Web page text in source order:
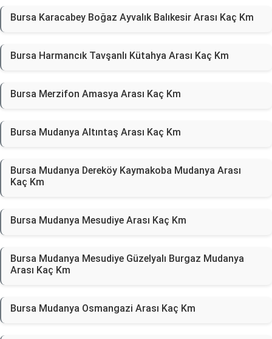
Bursa Karacabey Boğaz Ayvalık Balıkesir Arası Kaç Km
Bursa Harmancık Tavşanlı Kütahya Arası Kaç Km
Bursa Merzifon Amasya Arası Kaç Km
Bursa Mudanya Altıntaş Arası Kaç Km
Bursa Mudanya Dereköy Kaymakoba Mudanya Arası
Kaç Km
Bursa Mudanya Mesudiye Arası Kaç Km
Bursa Mudanya Mesudiye Güzelyalı Burgaz Mudanya
Arası Kaç Km
Bursa Mudanya Osmangazi Arası Kaç Km